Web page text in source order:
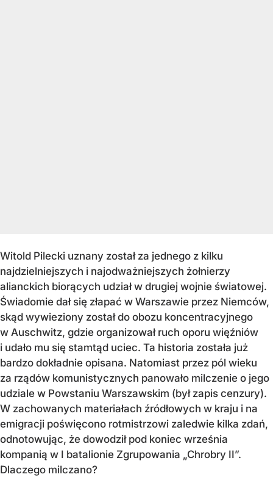
Witold Pilecki uznany został za jednego z kilku
najdzielniejszych i najodważniejszych żołnierzy
alianckich biorących udział w drugiej wojnie światowej.
Świadomie dał się złapać w Warszawie przez Niemców,
skąd wywieziony został do obozu koncentracyjnego
w Auschwitz, gdzie organizował ruch oporu więźniów
i udało mu się stamtąd uciec. Ta historia została już
bardzo dokładnie opisana. Natomiast przez pól wieku
za rządów komunistycznych panowało milczenie o jego
udziale w Powstaniu Warszawskim (był zapis cenzury).
W zachowanych materiałach źródłowych w kraju i na
emigracji poświęcono rotmistrzowi zaledwie kilka zdań,
odnotowując, że dowodził pod koniec września
kompanią w I batalionie Zgrupowania „Chrobry II”.
Dlaczego milczano?